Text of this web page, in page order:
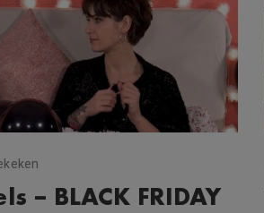
– BLACK FRIDAY